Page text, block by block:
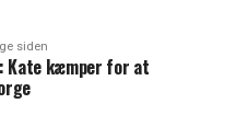
siden
Kate kæmper for at